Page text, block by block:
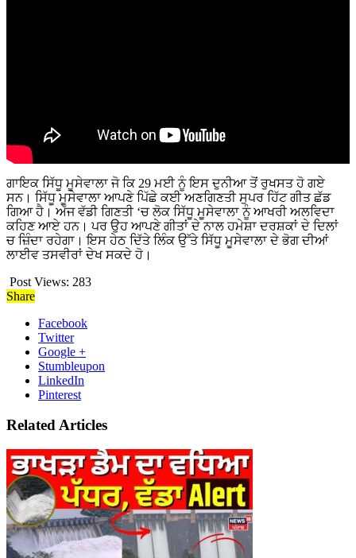
ਗਾਇਕ ਸਿੱਧੂ ਮੂਸੇਵਾਲਾ ਜੋ ਕਿ 29 ਮਈ ਨੂੰ ਇਸ ਦੁਨੀਆ ਤੋਂ ਰੁਖਸਤ ਹੋ ਗਏ
ਸਨ। ਸਿੱਧੂ ਮੂਸੇਵਾਲਾ ਆਪਣੇ ਪਿੱਛੇ ਕਈ ਅਣਗਿਣਤੀ ਸੁਪਰ ਹਿੱਟ ਗੀਤ ਛੱਡ
ਗਿਆ ਹੈ। ਅੱਜ ਵੱਡੀ ਗਿਣਤੀ ‘ਚ ਲੋਕ ਸਿੱਧੂ ਮੂਸੇਵਾਲਾ ਨੂੰ ਆਖਰੀ ਅਲਵਿਦਾ
ਕਹਿਣ ਆਏ ਹਨ। ਪਰ ਉਹ ਆਪਣੇ ਗੀਤਾਂ ਦੇ ਨਾਲ ਹਮੇਸ਼ਾ ਦਰਸ਼ਕਾਂ ਦੇ ਦਿਲਾਂ
ਚ ਜ਼ਿੰਦਾ ਰਹੇਗਾ। ਇਸ ਹੇਠ ਦਿੱਤੇ ਲਿੰਕ ਉੱਤੇ ਸਿੱਧੂ ਮੂਸੇਵਾਲਾ ਦੇ ਭੋਗ ਦੀਆਂ
ਲਾਈਵ ਤਸਵੀਰਾਂ ਦੇਖ ਸਕਦੇ ਹੋ।
Post Views: 283
Share
Facebook
Twitter
Google +
Stumbleupon
LinkedIn
Pinterest
Related Articles